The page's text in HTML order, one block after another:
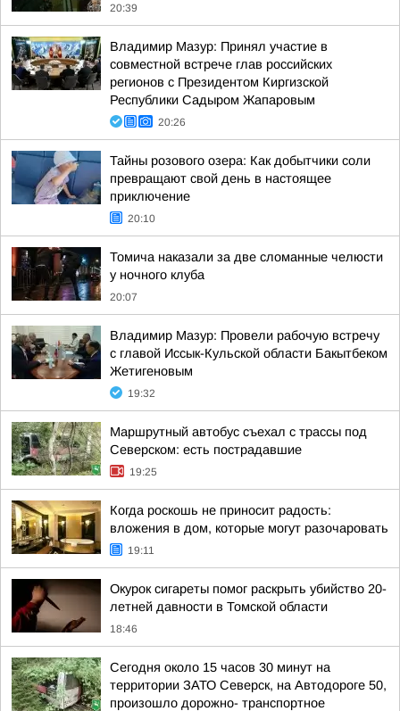
20:39
Владимир Мазур: Принял участие в
совместной встрече глав российских
регионов с Президентом Киргизской
Республики Садыром Жапаровым
20:26
Тайны розового озера: Как добытчики соли
превращают свой день в настоящее
приключение
20:10
Томича наказали за две сломанные челюсти
у ночного клуба
20:07
Владимир Мазур: Провели рабочую встречу
с главой Иссык-Кульской области Бакытбеком
Жетигеновым
19:32
Маршрутный автобус съехал с трассы под
Северском: есть пострадавшие
19:25
Когда роскошь не приносит радость:
вложения в дом, которые могут разочаровать
19:11
Окурок сигареты помог раскрыть убийство 20-
летней давности в Томской области
18:46
Сегодня около 15 часов 30 минут на
территории ЗАТО Северск, на Автодороге 50,
произошло дорожно- транспортное